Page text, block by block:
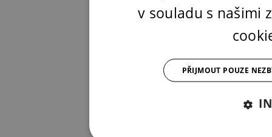
v souladu s našimi
PŘIJMOUT POUZE